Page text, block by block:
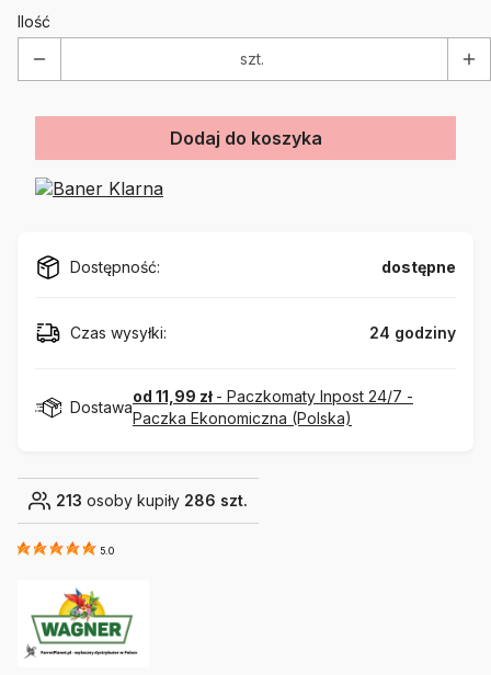
Ilość
szt.
Dodaj do koszyka
Dostępność: dostępne
Czas wysyłki: 24 godziny
Dostawa
od 11,99 zł - Paczkomaty Inpost 24/7 -
Paczka Ekonomiczna (Polska)
213 osoby kupiły 286 szt.
5.0